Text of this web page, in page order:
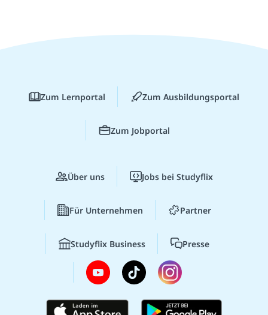
Zum Lernportal Zum Ausbildungsportal
Zum Jobportal
Über uns Jobs bei Studyflix
Für Unternehmen Partner
Studyflix Business Presse